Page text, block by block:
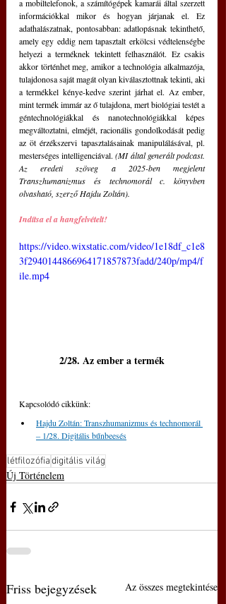
a mobiltelefonok, a számítógépek kamarái által szerzett
információkkal mikor és hogyan járjanak el. Ez
adathalászatnak, pontosabban: adatlopásnak tekinthető,
amely egy eddig nem tapasztalt erkölcsi védtelenségbe
helyezi a terméknek tekintett felhasználót. Ez csakis
akkor történhet meg, amikor a technológia alkalmazója,
tulajdonosa saját magát olyan kiválasztottnak tekinti, aki
a termékkel kénye-kedve szerint járhat el. Az ember,
mint termék immár az ő tulajdona, mert biológiai testét a
géntechnológiákkal és nanotechnológiákkal képes
megváltoztatni, elméjét, racionális gondolkodását pedig
az öt érzékszervi tapasztalásainak manipulálásával, pl.
mesterséges intelligenciával. (MI által generált podcast.
Az eredeti szöveg a 2025-ben megjelent
Transzhumanizmus és technomorál c. könyvben
olvasható, szerző Hajdu Zoltán).
Indítsa el a hangfelvételt!
https://video.wixstatic.com/video/1e18df_c1e8
3f2940144866964171857873fadd/240p/mp4/f
ile.mp4
2/28. Az ember a termék
Kapcsolódó cikkünk:
Hajdu Zoltán: Transzhumanizmus és technomorál
‒ 1/28. Digitális bűnbeesés
létfilozófiadigitális világ
Új Történelem
Friss bejegyzések Az összes megtekintése